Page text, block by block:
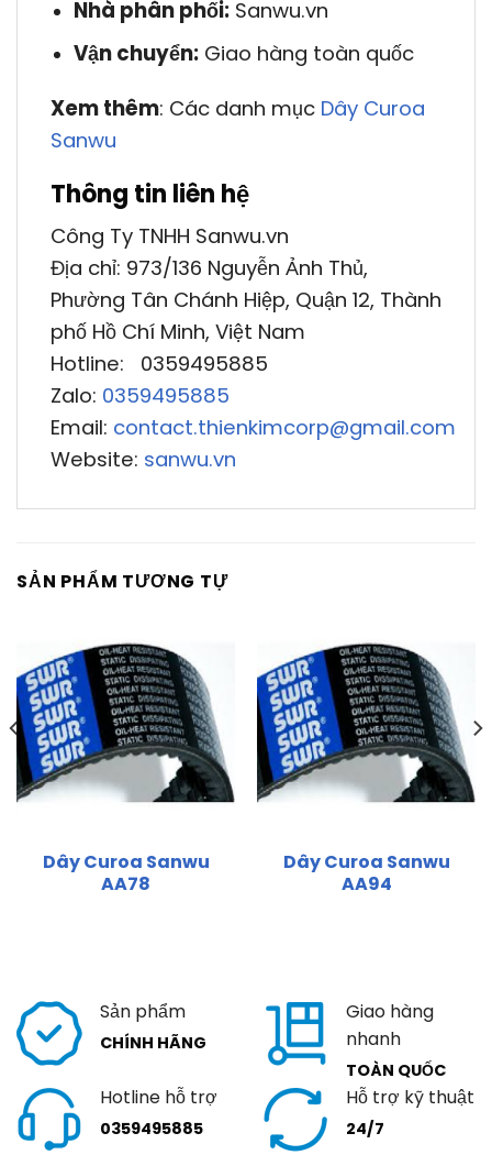
Nhà phân phối:Sanwu.vn
Vận chuyển:Giao hàng toàn quốc
Xem thêm: Các danh mục Dây Curoa
Sanwu
Thông tin liên hệ
Công Ty TNHH Sanwu.vn
Địa chỉ: 973/136 Nguyễn Ảnh Thủ,
Phường Tân Chánh Hiệp, Quận 12, Thành
phố Hồ Chí Minh, Việt Nam
Hotline: 0359495885
Zalo: 0359495885
Email: contact.thienkimcorp@gmail.com
Website: sanwu.vn
SẢN PHẨM TƯƠNG TỰ
Dây Curoa Sanwu
AA78
Dây Curoa Sanwu
AA94
Sản phẩm
CHÍNH HÃNG
Giao hàng
nhanh
TOÀN QUỐC
Hotline hỗ trợ
0359495885
Hỗ trợ kỹ thuật
24/7